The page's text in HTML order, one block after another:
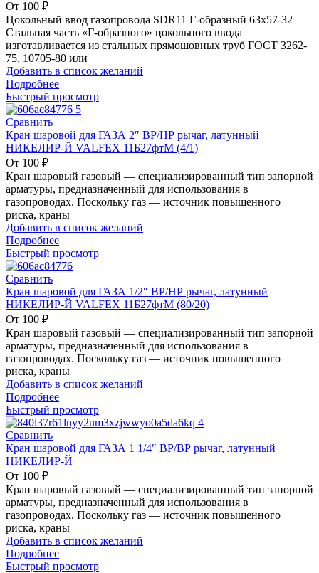
От 100 ₽
Цокольный ввод газопровода SDR11 Г-образный 63х57-32
Стальная часть «Г-образного» цокольного ввода
изготавливается из стальных прямошовных труб ГОСТ 3262-
75, 10705-80 или
Добавить в список желаний
Подробнее
Быстрый просмотр
Сравнить
Кран шаровой для ГАЗА 2″ ВР/НР рычаг, латунный
НИКЕЛИР-Й VALFEX 11Б27фтМ (4/1)
От 100 ₽
Кран шаровый газовый — специализированный тип запорной
арматуры, предназначенный для использования в
газопроводах. Поскольку газ — источник повышенного
риска, краны
Добавить в список желаний
Подробнее
Быстрый просмотр
Сравнить
Кран шаровой для ГАЗА 1/2″ ВР/НР рычаг, латунный
НИКЕЛИР-Й VALFEX 11Б27фтМ (80/20)
От 100 ₽
Кран шаровый газовый — специализированный тип запорной
арматуры, предназначенный для использования в
газопроводах. Поскольку газ — источник повышенного
риска, краны
Добавить в список желаний
Подробнее
Быстрый просмотр
Сравнить
Кран шаровой для ГАЗА 1 1/4″ ВР/ВР рычаг, латунный
НИКЕЛИР-Й
От 100 ₽
Кран шаровый газовый — специализированный тип запорной
арматуры, предназначенный для использования в
газопроводах. Поскольку газ — источник повышенного
риска, краны
Добавить в список желаний
Подробнее
Быстрый просмотр